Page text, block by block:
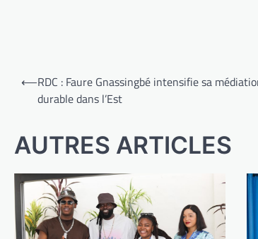
Navigation
⟵RDC : Faure Gnassingbé intensifie sa
durable dans l’Est
AUTRES ARTICLES